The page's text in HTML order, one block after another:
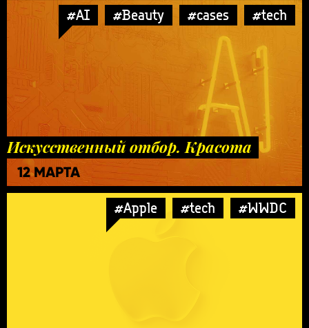
#AI #Beauty #cases #tech
Искусственный отбор. Красота
12 МАРТА
#Apple #tech #WWDC